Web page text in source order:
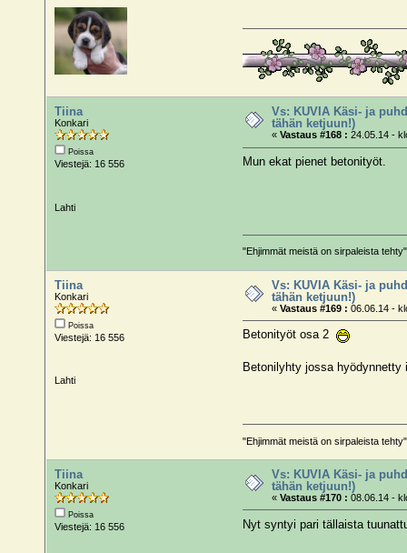
Tiina
Konkari
Poissa
Viestejä: 16 556
Lahti
Vs: KUVIA Käsi- ja
tähän ketjuun!)
«Vastaus #168 : 24.05.14 -
Mun ekat pienet betonityöt.
"Ehjimmät meistä on sirpaleista
Tiina
Konkari
Poissa
Viestejä: 16 556
Lahti
Vs: KUVIA Käsi- ja
tähän ketjuun!)
«Vastaus #169 : 06.06.14 -
Betonityöt osa 2
Betonilyhty jossa
"Ehjimmät meistä on sirpaleista
Tiina
Konkari
Poissa
Viestejä: 16 556
Vs: KUVIA Käsi- ja
tähän ketjuun!)
«Vastaus #170 : 08.06.14 -
Nyt syntyi pari tällaista